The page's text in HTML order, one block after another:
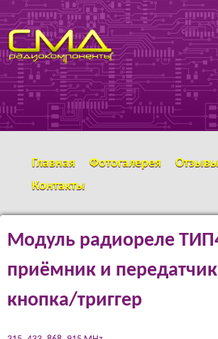
Перейти к основному
содержанию
SMD
РАДИОКОМПОНЕНТЫ
Главная Фотогалерея Отзывы
Контакты
Модуль радиореле
приёмник и
кнопка/триггер